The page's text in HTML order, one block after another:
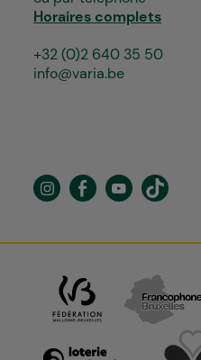
Horaires complets
+32 (0)2 640 35 50
info@varia.be